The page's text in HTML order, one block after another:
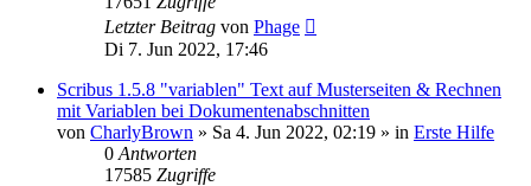
Letzter Beitrag von Phage
Di 7. Jun 2022, 17:46
Scribus 1.5.8 "variablen" Text auf Musterseiten & Rechnen
mit Variablen bei Dokumentenabschnitten
von CharlyBrown » Sa 4. Jun 2022, 02:19 » in Erste Hilfe
0 Antworten
17585 Zugriffe